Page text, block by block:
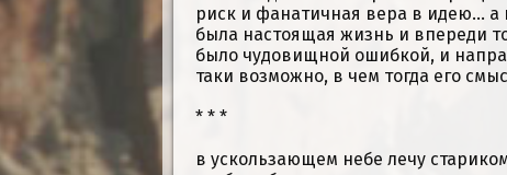
риск и фанатичная вера в идею...
была настоящая жизнь и впереди
было чудовищной ошибкой, и
таки возможно, в чем тогда его
* * *
в ускользающем небе лечу